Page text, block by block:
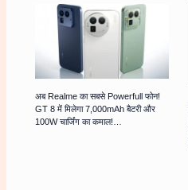
अब Realme का सबसे Powerfull फोन!
GT 8 में मिलेगा 7,000mAh बैटरी और
100W चार्जिंग का कमाल!…